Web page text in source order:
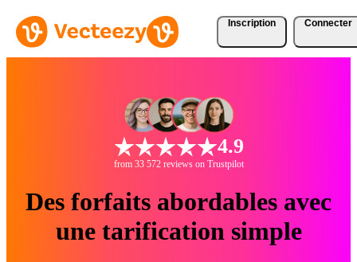
Inscription Connecter
4.9
from 33 572 reviews on Trustpilot
Des forfaits abordables avec
une tarification simple